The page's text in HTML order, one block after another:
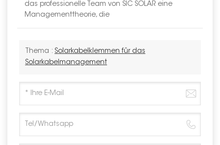
das professionelle Team von SIC SOLAR eine
Managementtheorie, die
Thema : Solarkabelklemmen für das
Solarkabelmanagement